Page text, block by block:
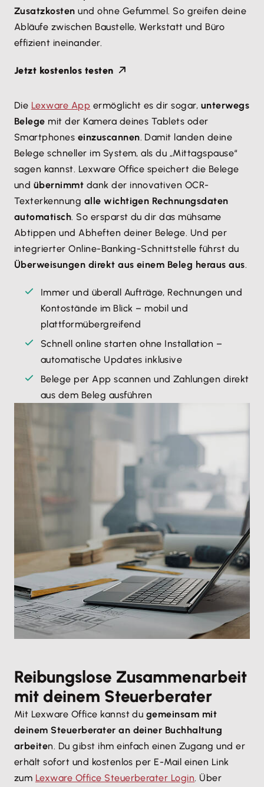
Zusatzkosten und ohne Gefummel. So greifen deine
Abläufe zwischen Baustelle, Werkstatt und Büro
effizient ineinander.
Jetzt kostenlos testen
Die Lexware App ermöglicht es dir sogar, unterwegs
Belege mit der Kamera deines Tablets oder
Smartphones einzuscannen. Damit landen deine
Belege schneller im System, als du „Mittagspause“
sagen kannst. Lexware Office speichert die Belege
und übernimmt dank der innovativen OCR-
Texterkennung alle wichtigen Rechnungsdaten
automatisch. So ersparst du dir das mühsame
Abtippen und Abheften deiner Belege. Und per
integrierter Online-Banking-Schnittstelle führst du
Überweisungen direkt aus einem Beleg heraus aus.
Immer und überall Aufträge, Rechnungen und
Kontostände im Blick – mobil und
plattformübergreifend
Schnell online starten ohne Installation –
automatische Updates inklusive
Belege per App scannen und Zahlungen direkt
aus dem Beleg ausführen
Reibungslose Zusammenarbeit
mit deinem Steuerberater
Mit Lexware Office kannst du gemeinsam mit
deinem Steuerberater an deiner Buchhaltung
arbeiten. Du gibst ihm einfach einen Zugang und er
erhält sofort und kostenlos per E-Mail einen Link
zum Lexware Office Steuerberater Login. Über